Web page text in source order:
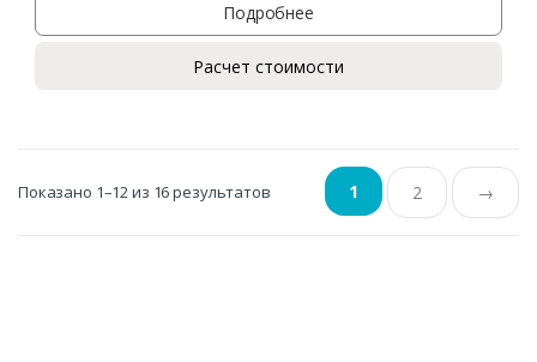
Подробнее
Расчет стоимости
Показано 1–12 из 16 результатов 1 2 →